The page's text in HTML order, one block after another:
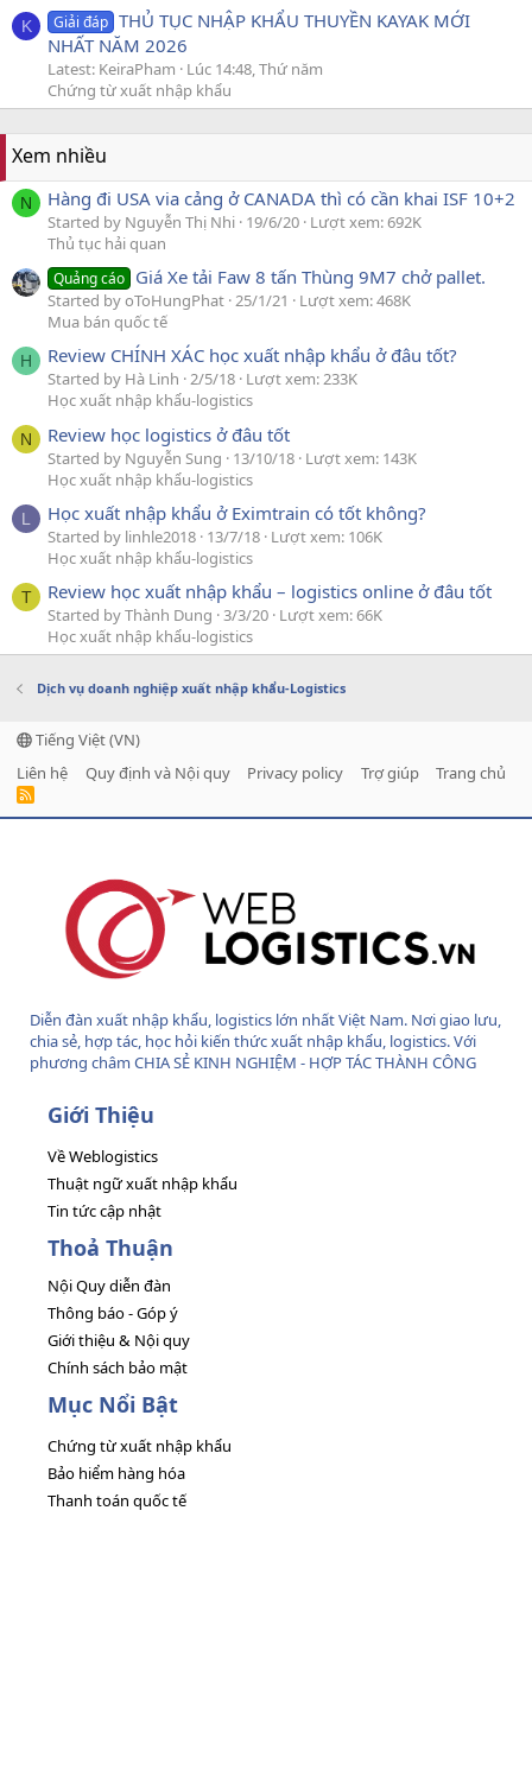
K Giải đáp THỦ TỤC NHẬP KHẨU THUYỀN KAYAK MỚI
NHẤT NĂM 2026
Latest: KeiraPham
Lúc 14:48, Thứ năm
Chứng từ xuất nhập khẩu
Xem nhiều
N Hàng đi USA via cảng ở CANADA thì có cần khai ISF 10+2
Started by Nguyễn Thị Nhi 19/6/20 Lượt xem: 692K
Thủ tục hải quan
Quảng cáo Giá Xe tải Faw 8 tấn Thùng 9M7 chở pallet.
Started by oToHungPhat 25/1/21
Lượt xem: 468K
Mua bán quốc tế
H Review CHÍNH XÁC học xuất nhập khẩu ở đâu tốt?
Started by Hà Linh 2/5/18 Lượt xem: 233K
Học xuất nhập khẩu-logistics
N Review học logistics ở đâu tốt
Started by Nguyễn Sung 13/10/18 Lượt xem: 143K
Học xuất nhập khẩu-logistics
L Học xuất nhập khẩu ở Eximtrain có tốt không?
Started by linhle2018 13/7/18 Lượt xem: 106K
Học xuất nhập khẩu-logistics
T Review học xuất nhập khẩu – logistics online ở đâu tốt
Started by Thành Dung 3/3/20 Lượt xem: 66K
Học xuất nhập khẩu-logistics
Dịch vụ doanh nghiệp xuất nhập khẩu-Logistics
Tiếng Việt (VN)
Liên hệ
Quy định và Nội quy Privacy policy Trợ giúp Trang chủ
R
Diễn đàn xuất nhập khẩu, logistics lớn nhất Việt Nam. Nơi giao lưu,
chia sẻ, hợp tác, học hỏi kiến thức xuất nhập khẩu, logistics. Với
phương châm CHIA SẺ KINH NGHIỆM - HỢP TÁC THÀNH CÔNG
Giới Thiệu
Về Weblogistics
Thuật ngữ xuất nhập khẩu
Tin tức cập nhật
Thoả Thuận
Nội Quy diễn đàn
Thông báo - Góp ý
Giới thiệu & Nội quy
Chính sách bảo mật
Mục Nổi Bật
Chứng từ xuất nhập khẩu
Bảo hiểm hàng hóa
Thanh toán quốc tế